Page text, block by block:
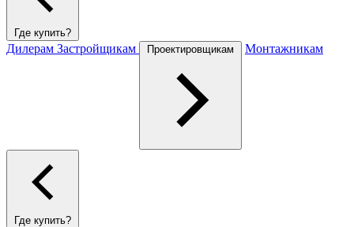
Где купить?
Дилерам Застройщикам Проектировщикам Монтажникам
Где купить?